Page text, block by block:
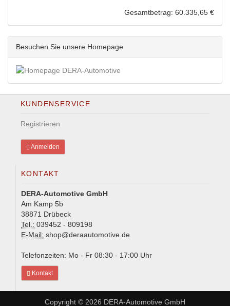
Gesamtbetrag: 60.335,65 €
Besuchen Sie unsere Homepage
KUNDENSERVICE
Registrieren
Anmelden
KONTAKT
DERA-Automotive GmbH
Am Kamp 5b
38871 Drübeck
Tel.: 039452 - 809198
E-Mail: shop@deraautomotive.de
Telefonzeiten: Mo - Fr 08:30 - 17:00 Uhr
Kontakt
Copyright © 2026 DERA-Automotive GmbH